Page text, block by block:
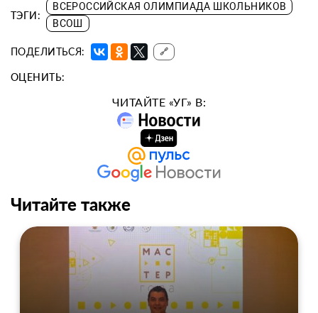
ТЭГИ:
ВСЕРОССИЙСКАЯ ОЛИМПИАДА ШКОЛЬНИКОВ
ВСОШ
ПОДЕЛИТЬСЯ: 🔗
ОЦЕНИТЬ:
ЧИТАЙТЕ «УГ» В:
Читайте также